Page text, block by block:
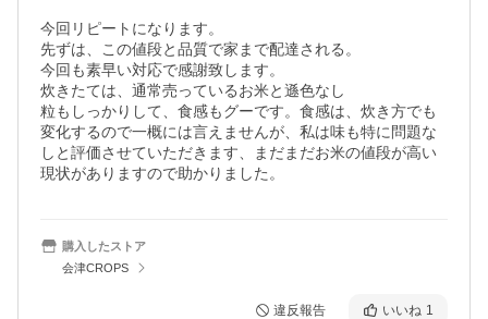
今回リピートになります。
先ずは、この値段と品質で家まで配達される。
今回も素早い対応で感謝致します。
炊きたては、通常売っているお米と遜色なし
粒もしっかりして、食感もグーです。食感は、炊き方でも
変化するので一概には言えませんが、私は味も特に問題な
しと評価させていただきます、まだまだお米の値段が高い
現状がありますので助かりました。
購入したストア
会津CROPS
違反報告 いいね 1